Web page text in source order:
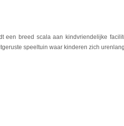
een breed scala aan kindvriendelijke
speeltuin waar kinderen zich